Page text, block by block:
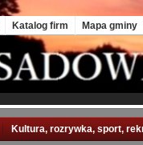
Katalog firm Mapa gminy
Kultura, rozrywka, sport,